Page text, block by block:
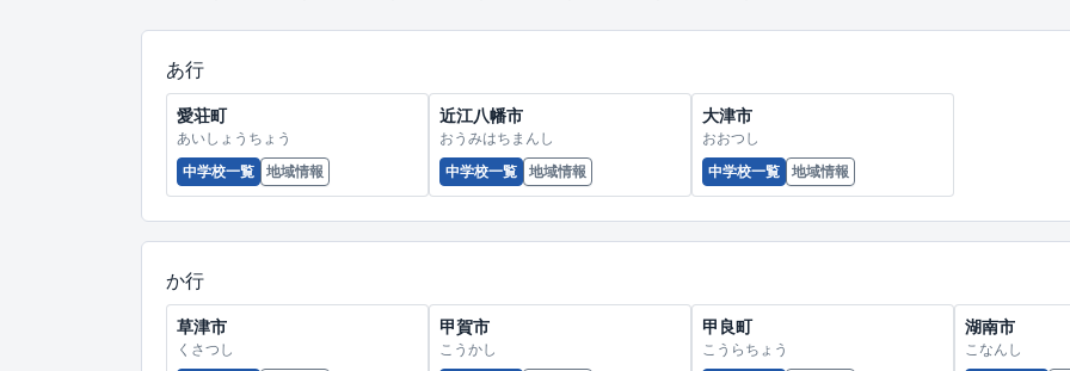
あ行
愛荘町
あいしょうちょう
中学校一覧
地域情報
近江八幡市
おうみはちまんし
中学校一覧
地域情報
大津市
おおつし
中学校一覧
地域情報
か行
草津市
くさつし
甲賀市
こうかし
甲良町
こうらちょう
湖南市
こなんし